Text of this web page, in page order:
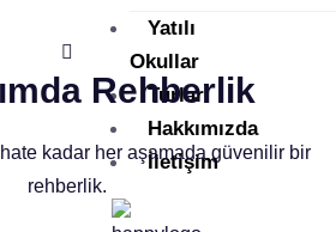
Yatılı
Okullar
Turlar
Hakkımızda
İletişim
Rehberlik
kadar her aşamada güvenilir bir
rehberlik.